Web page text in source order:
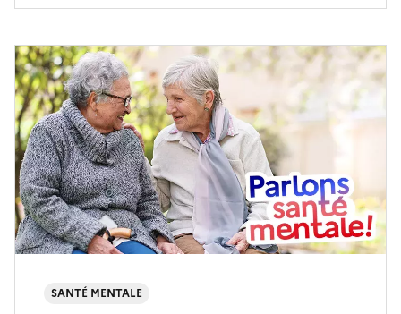
SANTÉ MENTALE